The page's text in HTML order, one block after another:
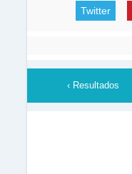
Twitter
‹ Resultados